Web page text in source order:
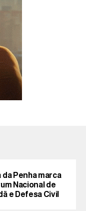
da Penha marca
Nacional de
e Defesa Civil